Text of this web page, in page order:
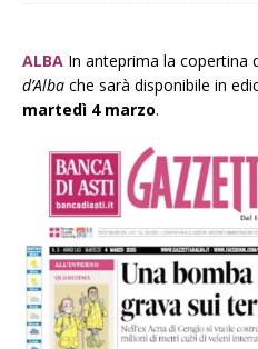
ALBA In anteprima la copertina
d’Alba che sarà disponibile in
martedì 4 marzo.